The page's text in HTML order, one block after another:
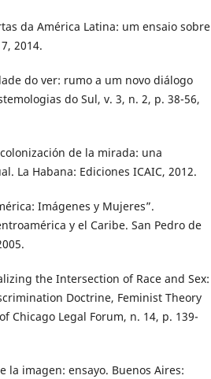
da América Latina: um ensaio sobre
2014.
do ver: rumo a um novo diálogo
do Sul, v. 3, n. 2, p. 38-56,
de la mirada: una
La Habana: Ediciones ICAIC, 2012.
Imágenes y Mujeres”.
y el Caribe. San Pedro de
the Intersection of Race and Sex:
Doctrine, Feminist Theory
Chicago Legal Forum, n. 14, p. 139-
la imagen: ensayo. Buenos Aires: